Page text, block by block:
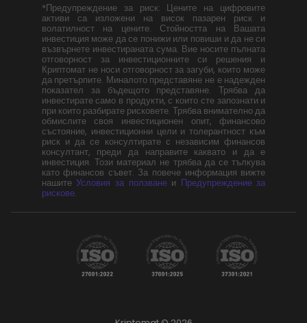
*Предупреждение за риск: Цените на цифровите
активи са изложени на висок пазарен риск и
волатилност на цените. Стойността на Вашата
инвестиция може да се понижи или повиши и да не си
възвърнете инвестираната сума. Вие носите пълната
отговорност за инвестиционните си решения и
Криптомат не носи отговорност за загуби, които може
да претърпите. Миналото представяне не е надежден
показател за бъдещото представяне. Трябва да
инвестирате само в продукти, с които сте запознати и
при които разбирате рисковете. Трябва внимателно да
обмислите своя инвестиционен опит, финансово
състояние, инвестиционни цели и толерантност към
риск и да се консултирате с независим финансов
консултант, преди да направите каквато и да е
инвестиция. Този материал не трябва да се тълкува
като финансов съвет. За повече информация вижте
нашитеУсловия за ползванеи Предупреждение за
рискове.